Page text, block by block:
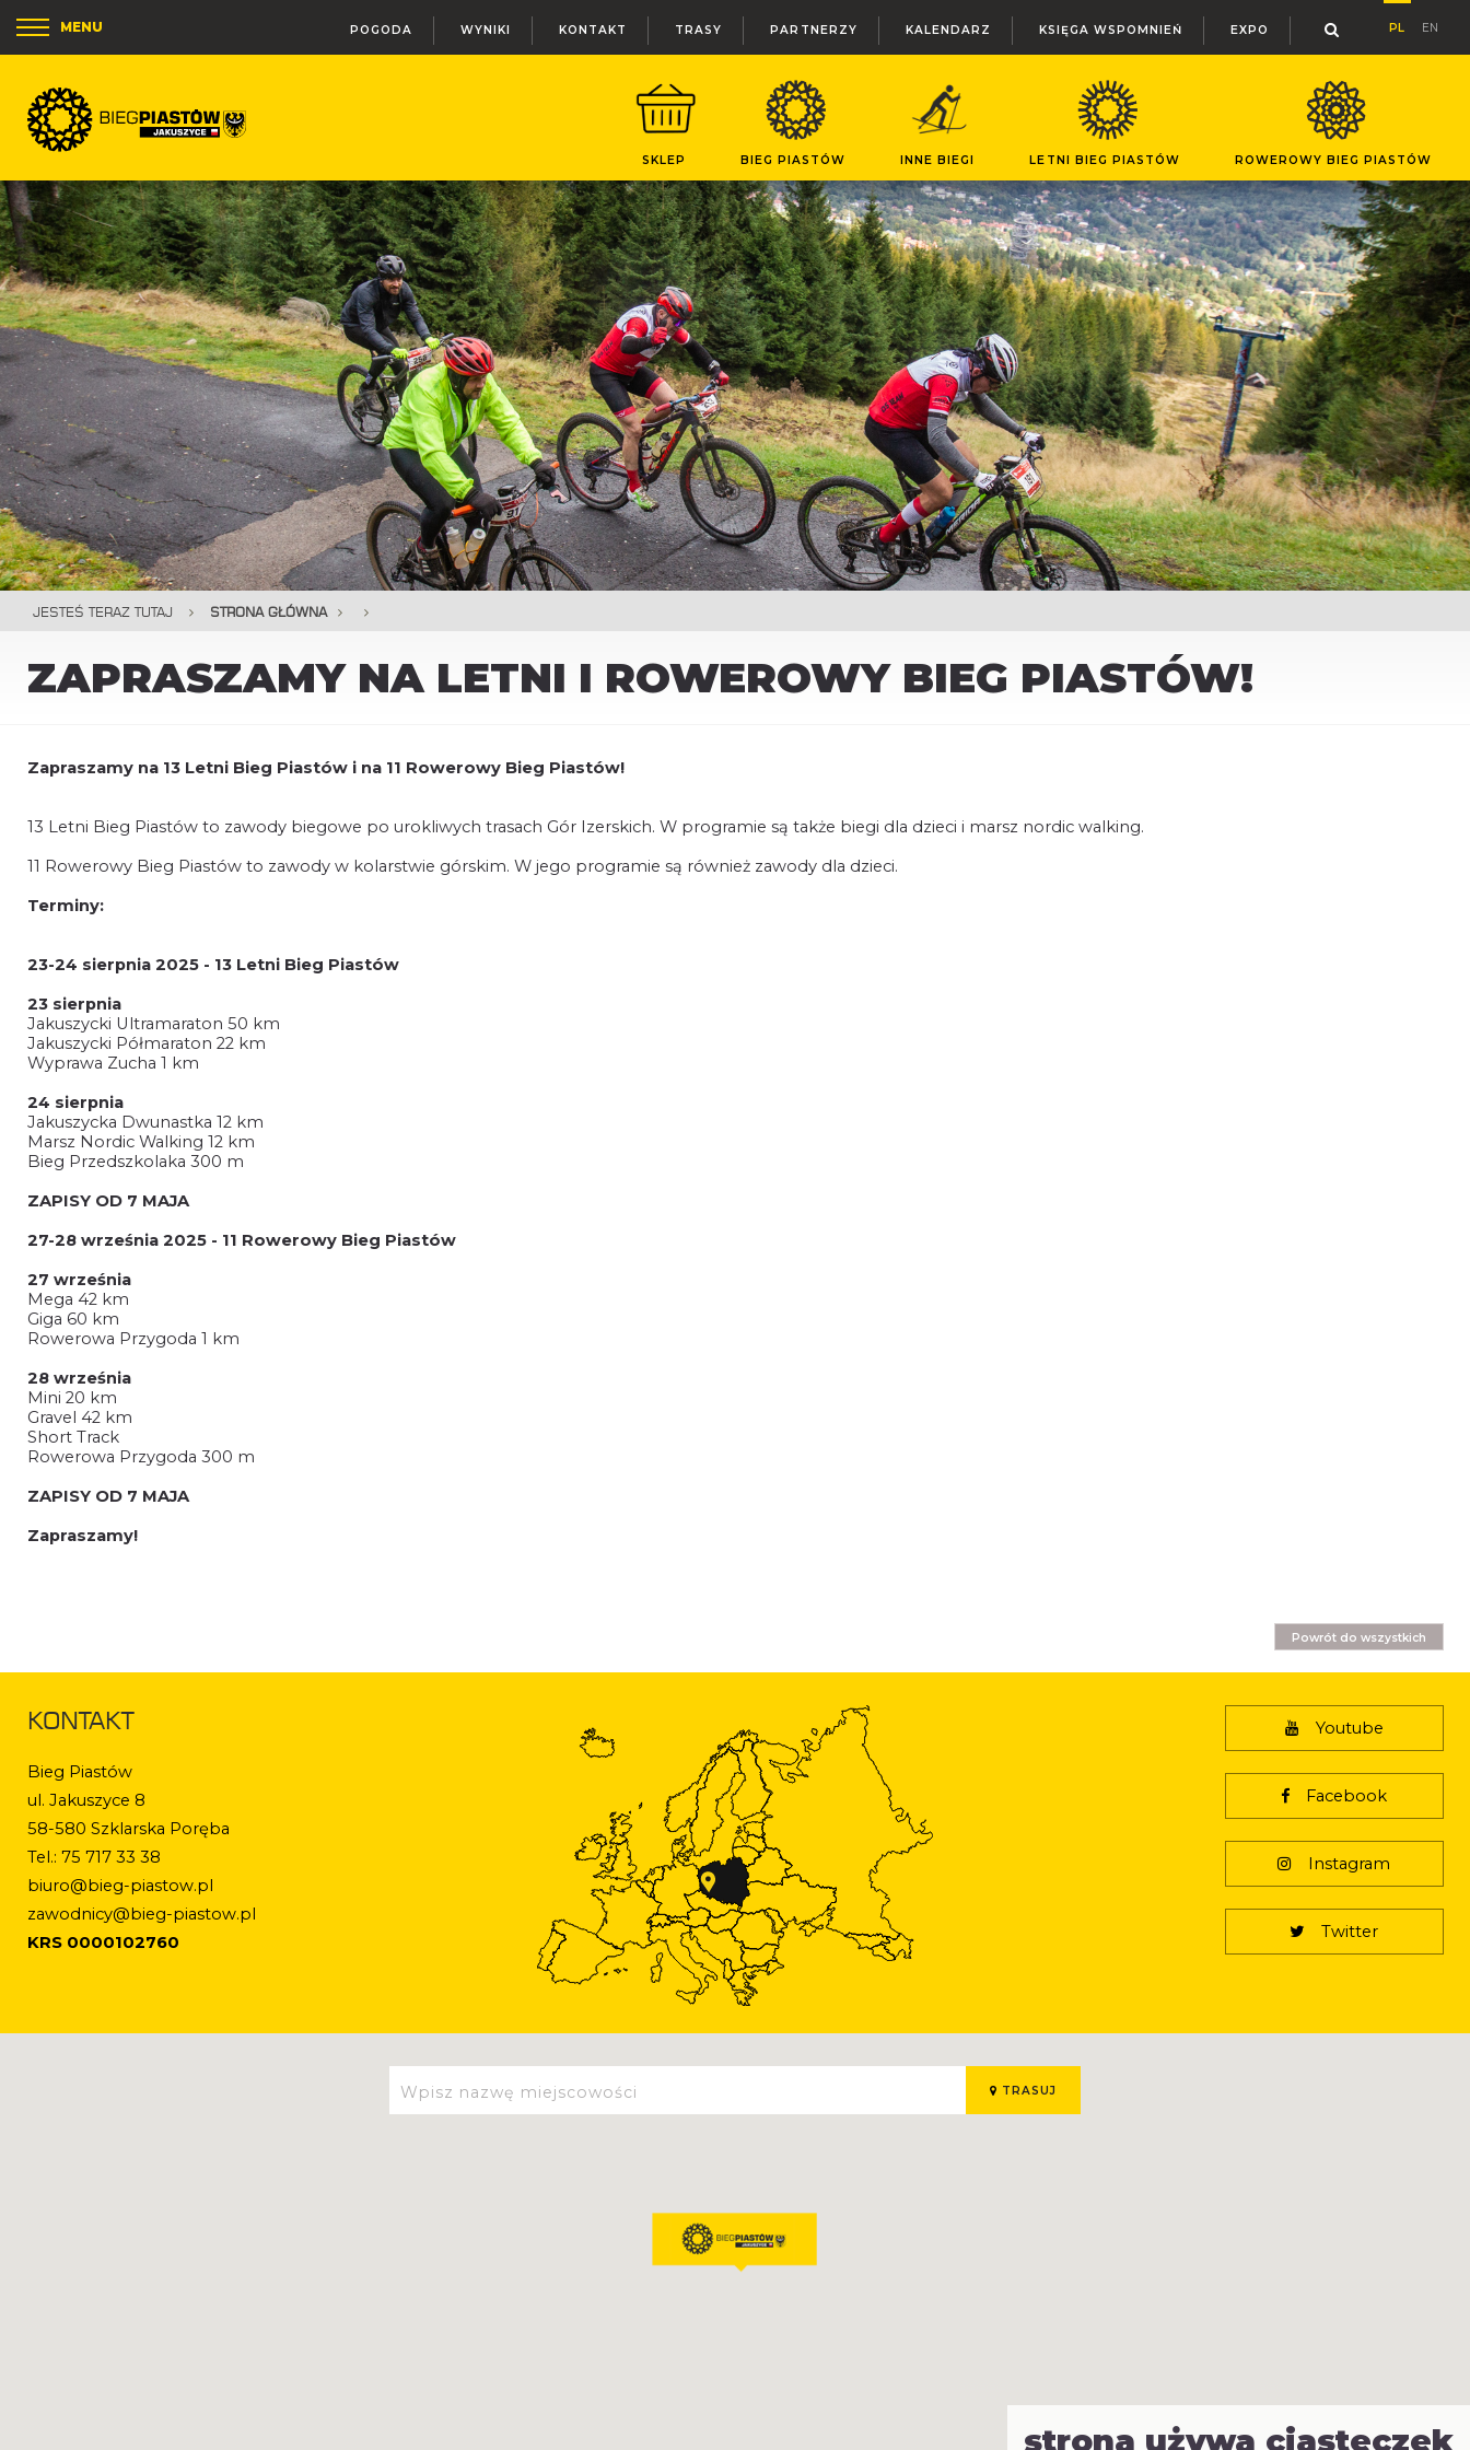
PL EN
POGODA WYNIKI KONTAKT TRASY PARTNERZY KALENDARZ KSIĘGA WSPOMNIEŃ EXPO
MENU
SKLEP BIEG PIASTÓW INNE BIEGI LETNI BIEG PIASTÓW ROWEROWY BIEG PIASTÓW
JESTEŚ TERAZ TUTAJ STRONA GŁÓWNA
ZAPRASZAMY NA LETNI I ROWEROWY BIEG PIASTÓW!
Zapraszamy na 13 Letni Bieg Piastów i na 11 Rowerowy Bieg Piastów!
13 Letni Bieg Piastów to zawody biegowe po urokliwych trasach Gór Izerskich. W programie są także biegi dla dzieci i marsz nordic walking.
11 Rowerowy Bieg Piastów to zawody w kolarstwie górskim. W jego programie są również zawody dla dzieci.
Terminy:
23-24 sierpnia 2025 - 13 Letni Bieg Piastów
23 sierpnia
Jakuszycki Ultramaraton 50 km
Jakuszycki Półmaraton 22 km
Wyprawa Zucha 1 km
24 sierpnia
Jakuszycka Dwunastka 12 km
Marsz Nordic Walking 12 km
Bieg Przedszkolaka 300 m
ZAPISY OD 7 MAJA
27-28 września 2025 - 11 Rowerowy Bieg Piastów
27 września
Mega 42 km
Giga 60 km
Rowerowa Przygoda 1 km
28 września
Mini 20 km
Gravel 42 km
Short Track
Rowerowa Przygoda 300 m
ZAPISY OD 7 MAJA
Zapraszamy!
Powrót do wszystkich
KONTAKT
Bieg Piastów
ul. Jakuszyce 8
58-580 Szklarska Poręba
Tel.: 75 717 33 38
biuro@bieg-piastow.pl
zawodnicy@bieg-piastow.pl
KRS 0000102760
Youtube
Facebook
Instagram
Twitter
TRASUJ
strona używa ciasteczek